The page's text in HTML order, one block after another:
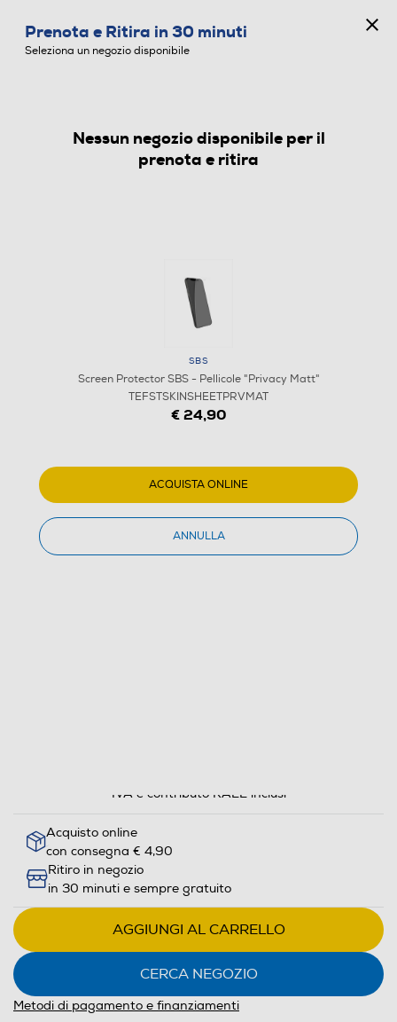
SCREEN PROTECTOR
1/4
IVA e contributo RAEE inclusi
Acquisto online
con consegna € 4,90
Ritiro in negozio
in 30 minuti e sempre gratuito
AGGIUNGI AL CARRELLO
CERCA NEGOZIO
Metodi di pagamento e finanziamenti
Prenota e Ritira in 30 minuti
Seleziona un negozio disponibile
Nessun negozio disponibile per il
prenota e ritira
SBS
Screen Protector SBS - Pellicole "Privacy Matt"
TEFSTSKINSHEETPRVMAT
€ 24,90
ACQUISTA ONLINE
ANNULLA